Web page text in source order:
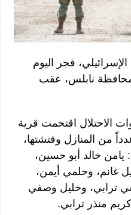
فجر اليوم
محافظة نابلس، عقب
الاحتلال اقتحمت قرية
من المنازل وفتشتها،
خالد أبو حسين،
غانم، وحلمي أيمن،
ترابي، وخليل وصفي
منذر ترابي.